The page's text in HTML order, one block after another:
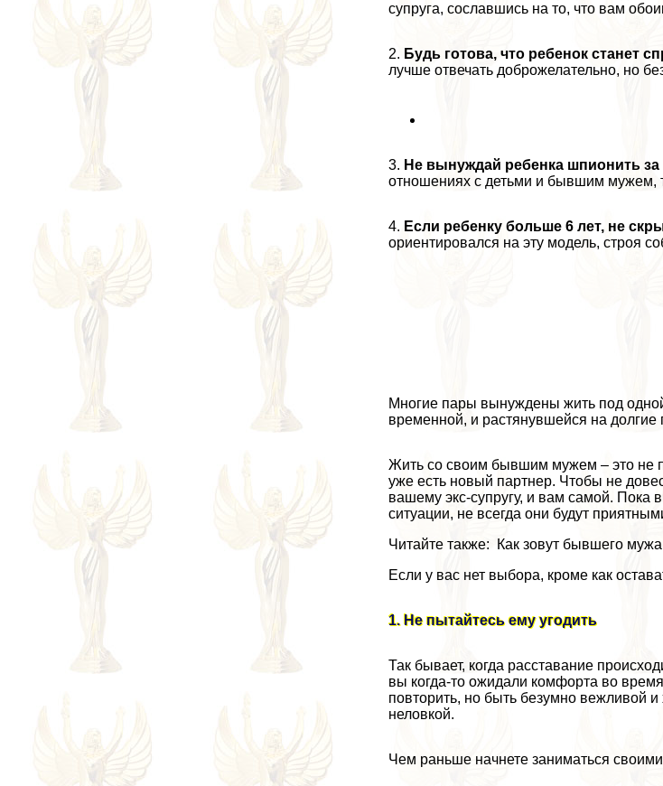
супруга, сославшись на то, что вам
2. Будь готова, что ребенок станет
лучше отвечать доброжелательно, но
3. Не вынуждай ребенка шпионить за
отношениях с детьми и бывшим мужем,
4. Если ребенку больше 6 лет, не
ориентировался на эту модель, строя
Многие пары вынуждены жить под
временной, и растянувшейся на долгие
Жить со своим бывшим мужем – это не
уже есть новый партнер. Чтобы не
вашему экс-супругу, и вам самой.
ситуации, не всегда они будут
Читайте также: Как зовут бывшего
Если у вас нет выбора, кроме как
1. Не пытайтесь ему угодить
Так бывает, когда расставание
вы когда-то ожидали комфорта во
повторить, но быть безумно вежливой
неловкой.
Чем раньше начнете заниматься